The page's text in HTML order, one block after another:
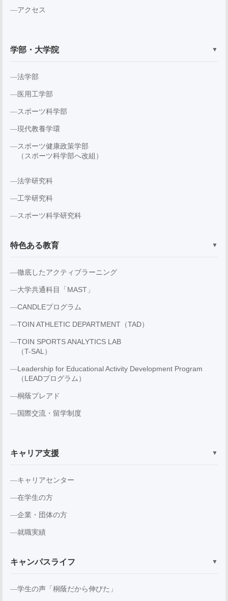
アクセス
学部・大学院 ▼
法学部
医用工学部
スポーツ科学部
現代教養学環
スポーツ健康政策学部
（スポーツ科学部へ改組）
法学研究科
工学研究科
スポーツ科学研究科
特色ある教育 ▼
徹底したアクティブラーニング
大学共通科目「MAST」
CANDLEプログラム
TOIN ATHLETIC DEPARTMENT（TAD）
TOIN SPORTS ANALYTICS LAB
（T-SAL）
Leadership for Educational Activity Development Program
（LEADプログラム）
桐蔭プレアド
国際交流・留学制度
キャリア支援 ▼
キャリアセンター
在学生の方
企業・団体の方
就職実績
キャンパスライフ ▼
学生の声「桐蔭だから伸びた」